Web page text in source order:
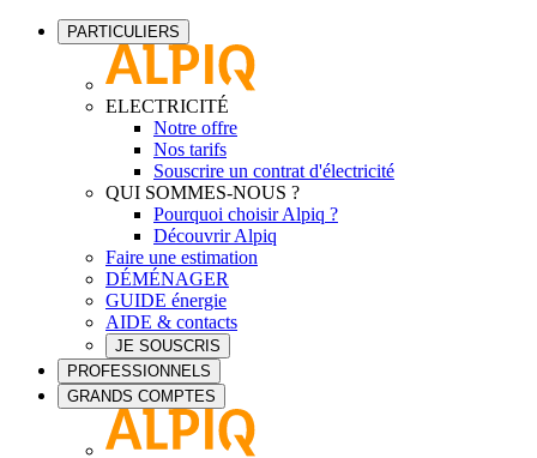
PARTICULIERS
ELECTRICITÉ
Notre offre
Nos tarifs
Souscrire un contrat d'électricité
QUI SOMMES-NOUS ?
Pourquoi choisir Alpiq ?
Découvrir Alpiq
Faire une estimation
DÉMÉNAGER
GUIDE énergie
AIDE & contacts
JE SOUSCRIS
PROFESSIONNELS
GRANDS COMPTES